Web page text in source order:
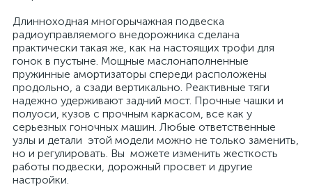
Длинноходная многорычажная подвеска
радиоуправляемого внедорожника сделана
практически такая же, как на настоящих трофи для
гонок в пустыне. Мощные маслонаполненные
пружинные амортизаторы спереди расположены
продольно, а сзади вертикально. Реактивные тяги
надежно удерживают задний мост. Прочные чашки и
полуоси, кузов с прочным каркасом, все как у
серьезных гоночных машин. Любые ответственные
узлы и детали этой модели можно не только заменить,
но и регулировать. Вы можете изменить жесткость
работы подвески, дорожный просвет и другие
настройки.